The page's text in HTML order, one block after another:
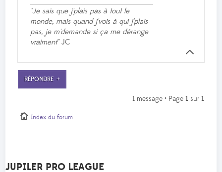
"Je sais que j'plais pas à tout le
monde, mais quand j'vois à qui j'plais
pas, je m'demande si ça me dérange
vraiment"JC
RÉPONDRE
1 message • Page 1 sur 1
Index du forum
JUPILER PRO LEAGUE